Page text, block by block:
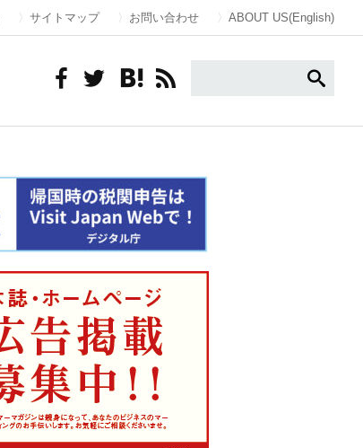
サイトマップ お問い合わせ ABOUT US(English)